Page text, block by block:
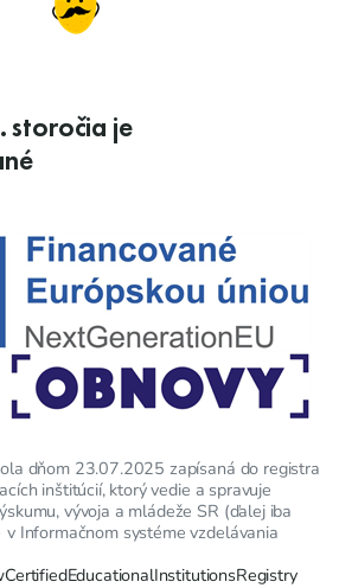
storočia je
dňom 23.07.2025 zapísaná do registra
inštitúcií, ktorý vedie a spravuje
vývoja a mládeže SR (ďalej iba
v Informačnom systéme vzdelávania